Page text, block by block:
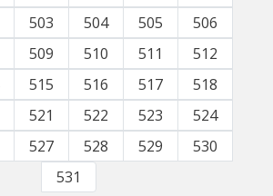
503 504 505
506
509 510 511
512
515 516 517
518
521 522 523
524
527 528 529
530
531